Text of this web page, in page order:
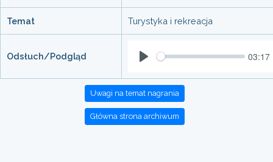
Temat Turystyka i rekreacja
Odsłuch/Podgląd 03:17
Uwagi na temat nagrania
Główna strona archiwum